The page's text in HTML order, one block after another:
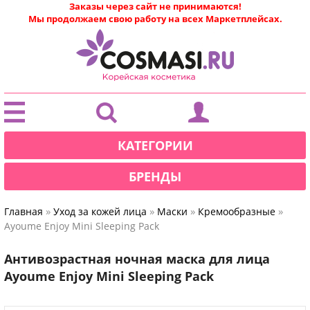
|
Заказы через сайт не принимаются!
Мы продолжаем свою работу на всех Маркетплейсах.
КАТЕГОРИИ
БРЕНДЫ
Главная » Уход за кожей лица » Маски » Кремообразные »
Ayoume Enjoy Mini Sleeping Pack
Антивозрастная ночная маска для лица
Ayoume Enjoy Mini Sleeping Pack